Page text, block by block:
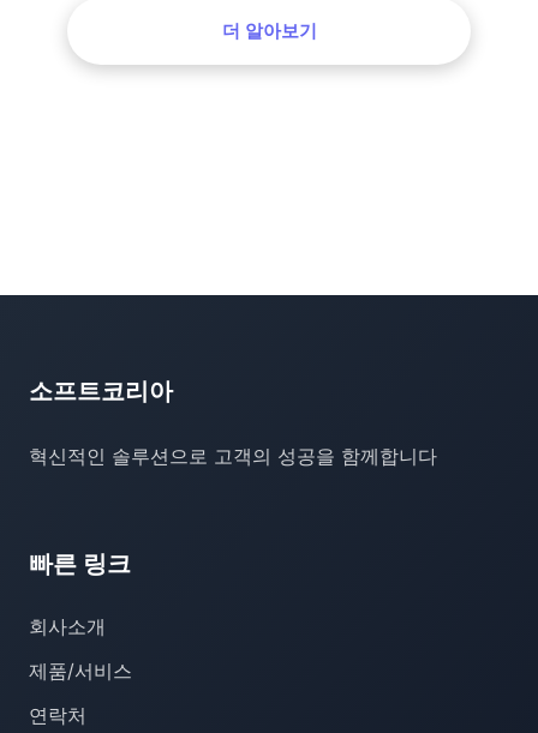
더 알아보기
소프트코리아
혁신적인 솔루션으로 고객의 성공을 함께합니다
빠른 링크
회사소개
제품/서비스
연락처